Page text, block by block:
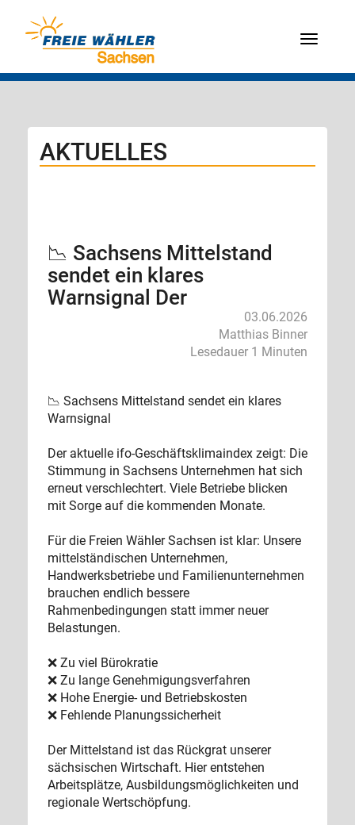
Menü
AKTUELLES
📉 Sachsens Mittelstand
sendet ein klares
Warnsignal Der
03.06.2026
Matthias Binner
Lesedauer 1 Minuten
📉 Sachsens Mittelstand sendet ein klares
Warnsignal
Der aktuelle ifo-Geschäftsklimaindex zeigt: Die
Stimmung in Sachsens Unternehmen hat sich
erneut verschlechtert. Viele Betriebe blicken
mit Sorge auf die kommenden Monate.
Für die Freien Wähler Sachsen ist klar: Unsere
mittelständischen Unternehmen,
Handwerksbetriebe und Familienunternehmen
brauchen endlich bessere
Rahmenbedingungen statt immer neuer
Belastungen.
❌ Zu viel Bürokratie
❌ Zu lange Genehmigungsverfahren
❌ Hohe Energie- und Betriebskosten
❌ Fehlende Planungssicherheit
Der Mittelstand ist das Rückgrat unserer
sächsischen Wirtschaft. Hier entstehen
Arbeitsplätze, Ausbildungsmöglichkeiten und
regionale Wertschöpfung.